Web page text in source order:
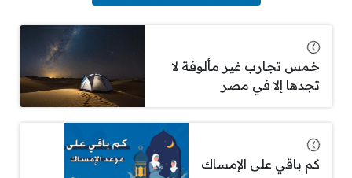
خمس تجارب غير مألوفة لا
تجدها إلا في مصر
كم باقي على الإمساك